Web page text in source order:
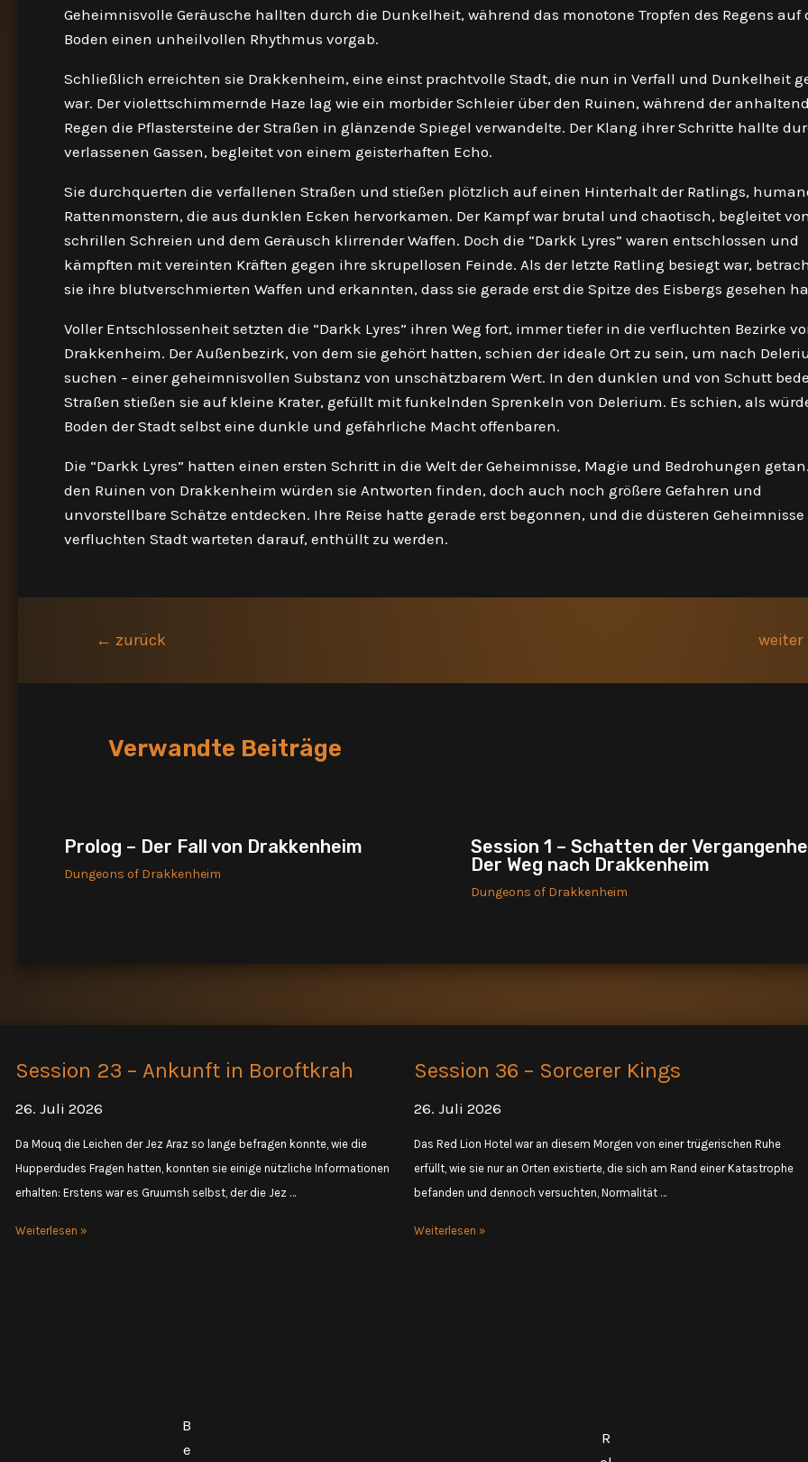
Geheimnisvolle Geräusche hallten durch die Dunkelheit, während das monotone Tropfen des Regens auf
Boden einen unheilvollen Rhythmus vorgab.
Schließlich erreichten sie Drakkenheim, eine einst prachtvolle Stadt, die nun in Verfall und Dunkelheit
war. Der violettschimmernde Haze lag wie ein morbider Schleier über den Ruinen, während der
Regen die Pflastersteine der Straßen in glänzende Spiegel verwandelte. Der Klang ihrer Schritte hallte
verlassenen Gassen, begleitet von einem geisterhaften Echo.
Sie durchquerten die verfallenen Straßen und stießen plötzlich auf einen Hinterhalt der Ratlings,
Rattenmonstern, die aus dunklen Ecken hervorkamen. Der Kampf war brutal und chaotisch, begleitet
schrillen Schreien und dem Geräusch klirrender Waffen. Doch die “Darkk Lyres” waren entschlossen und
kämpften mit vereinten Kräften gegen ihre skrupellosen Feinde. Als der letzte Ratling besiegt war,
sie ihre blutverschmierten Waffen und erkannten, dass sie gerade erst die Spitze des Eisbergs gesehen
Voller Entschlossenheit setzten die “Darkk Lyres” ihren Weg fort, immer tiefer in die verfluchten Bezirke
Drakkenheim. Der Außenbezirk, von dem sie gehört hatten, schien der ideale Ort zu sein, um nach
suchen – einer geheimnisvollen Substanz von unschätzbarem Wert. In den dunklen und von Schutt
Straßen stießen sie auf kleine Krater, gefüllt mit funkelnden Sprenkeln von Delerium. Es schien, als
Boden der Stadt selbst eine dunkle und gefährliche Macht offenbaren.
Die “Darkk Lyres” hatten einen ersten Schritt in die Welt der Geheimnisse, Magie und Bedrohungen
den Ruinen von Drakkenheim würden sie Antworten finden, doch auch noch größere Gefahren und
unvorstellbare Schätze entdecken. Ihre Reise hatte gerade erst begonnen, und die düsteren Geheimnisse
verfluchten Stadt warteten darauf, enthüllt zu werden.
Beitragsnavigation
← zurück weiter
Verwandte Beiträge
Prolog – Der Fall von Drakkenheim
Dungeons of Drakkenheim
Session 1 – Schatten der
Der Weg nach Drakkenheim
Dungeons of Drakkenheim
Session 23 – Ankunft in Boroftkrah
26. Juli 2026
Da Mouq die Leichen der Jez Araz so lange befragen konnte, wie die
Hupperdudes Fragen hatten, konnten sie einige nützliche Informationen
erhalten: Erstens war es Gruumsh selbst, der die Jez …
Session
Weiterlesen »
Session 36 – Sorcerer Kings
26. Juli 2026
Das Red Lion Hotel war an diesem Morgen von einer trügerischen Ruhe
erfüllt, wie sie nur an Orten existierte, die sich am Rand einer Katastrophe
befanden und dennoch versuchten, Normalität …
Session
Weiterlesen »
B
e
R